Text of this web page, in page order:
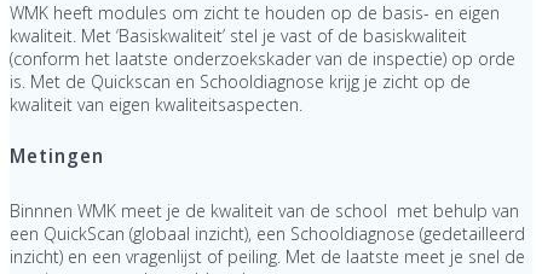
WMK heeft modules om zicht te houden op de basis- en eigen
kwaliteit. Met ‘Basiskwaliteit’ stel je vast of de basiskwaliteit
(conform het laatste onderzoekskader van de inspectie) op orde
is. Met de Quickscan en Schooldiagnose krijg je zicht op de
kwaliteit van eigen kwaliteitsaspecten.
Metingen
Binnnen WMK meet je de kwaliteit van de school met behulp van
een QuickScan (globaal inzicht), een Schooldiagnose (gedetailleerd
inzicht) en een vragenlijst of peiling. Met de laatste meet je snel de